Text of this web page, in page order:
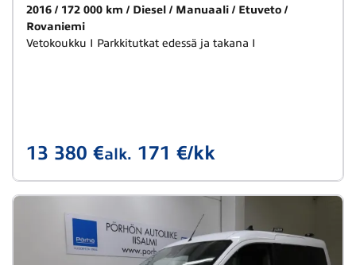
2016 172 000 km Diesel Manuaali
Etuveto
Rovaniemi
Vetokoukku I Parkkitutkat edessä ja takana I
13 380 €alk. 171 €/kk